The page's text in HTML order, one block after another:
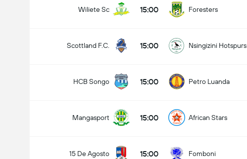
Wiliete Sc 15:00 Foresters
Scottland F.C. 15:00 Nsingizini Hotspurs
HCB Songo 15:00 Petro Luanda
Mangasport 15:00 African Stars
15 De Agosto 15:00 Fomboni